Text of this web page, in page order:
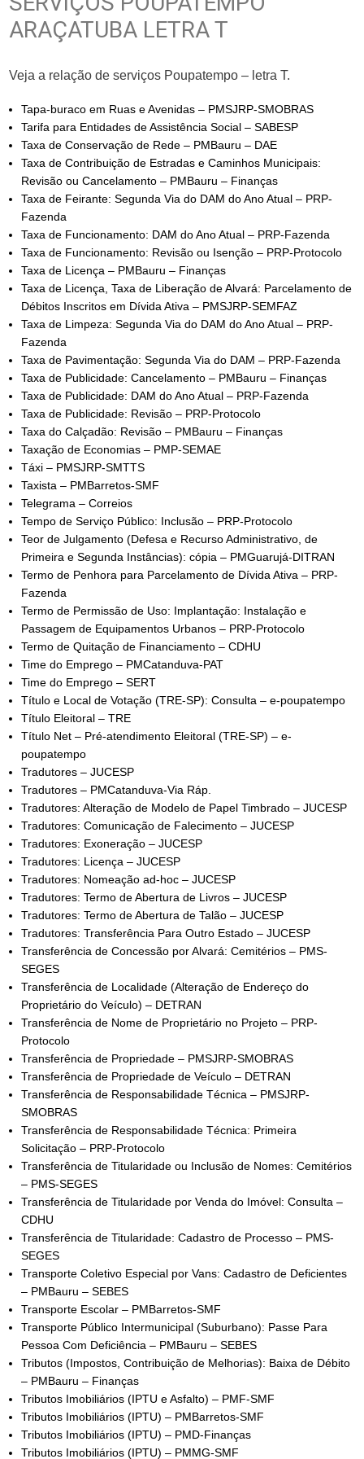
ARAÇATUBA LETRA T
Veja a relação de serviços Poupatempo – letra T.
Tapa-buraco em Ruas e Avenidas – PMSJRP-SMOBRAS
Tarifa para Entidades de Assistência Social – SABESP
Taxa de Conservação de Rede – PMBauru – DAE
Taxa de Contribuição de Estradas e Caminhos Municipais:
Revisão ou Cancelamento – PMBauru – Finanças
Taxa de Feirante: Segunda Via do DAM do Ano Atual – PRP-
Fazenda
Taxa de Funcionamento: DAM do Ano Atual – PRP-Fazenda
Taxa de Funcionamento: Revisão ou Isenção – PRP-Protocolo
Taxa de Licença – PMBauru – Finanças
Taxa de Licença, Taxa de Liberação de Alvará: Parcelamento de
Débitos Inscritos em Dívida Ativa – PMSJRP-SEMFAZ
Taxa de Limpeza: Segunda Via do DAM do Ano Atual – PRP-
Fazenda
Taxa de Pavimentação: Segunda Via do DAM – PRP-Fazenda
Taxa de Publicidade: Cancelamento – PMBauru – Finanças
Taxa de Publicidade: DAM do Ano Atual – PRP-Fazenda
Taxa de Publicidade: Revisão – PRP-Protocolo
Taxa do Calçadão: Revisão – PMBauru – Finanças
Taxação de Economias – PMP-SEMAE
Táxi – PMSJRP-SMTTS
Taxista – PMBarretos-SMF
Telegrama – Correios
Tempo de Serviço Público: Inclusão – PRP-Protocolo
Teor de Julgamento (Defesa e Recurso Administrativo, de
Primeira e Segunda Instâncias): cópia – PMGuarujá-DITRAN
Termo de Penhora para Parcelamento de Dívida Ativa – PRP-
Fazenda
Termo de Permissão de Uso: Implantação: Instalação e
Passagem de Equipamentos Urbanos – PRP-Protocolo
Termo de Quitação de Financiamento – CDHU
Time do Emprego – PMCatanduva-PAT
Time do Emprego – SERT
Título e Local de Votação (TRE-SP): Consulta – e-poupatempo
Título Eleitoral – TRE
Título Net – Pré-atendimento Eleitoral (TRE-SP) – e-
poupatempo
Tradutores – JUCESP
Tradutores – PMCatanduva-Via Ráp.
Tradutores: Alteração de Modelo de Papel Timbrado – JUCESP
Tradutores: Comunicação de Falecimento – JUCESP
Tradutores: Exoneração – JUCESP
Tradutores: Licença – JUCESP
Tradutores: Nomeação ad-hoc – JUCESP
Tradutores: Termo de Abertura de Livros – JUCESP
Tradutores: Termo de Abertura de Talão – JUCESP
Tradutores: Transferência Para Outro Estado – JUCESP
Transferência de Concessão por Alvará: Cemitérios – PMS-
SEGES
Transferência de Localidade (Alteração de Endereço do
Proprietário do Veículo) – DETRAN
Transferência de Nome de Proprietário no Projeto – PRP-
Protocolo
Transferência de Propriedade – PMSJRP-SMOBRAS
Transferência de Propriedade de Veículo – DETRAN
Transferência de Responsabilidade Técnica – PMSJRP-
SMOBRAS
Transferência de Responsabilidade Técnica: Primeira
Solicitação – PRP-Protocolo
Transferência de Titularidade ou Inclusão de Nomes: Cemitérios
– PMS-SEGES
Transferência de Titularidade por Venda do Imóvel: Consulta –
CDHU
Transferência de Titularidade: Cadastro de Processo – PMS-
SEGES
Transporte Coletivo Especial por Vans: Cadastro de Deficientes
– PMBauru – SEBES
Transporte Escolar – PMBarretos-SMF
Transporte Público Intermunicipal (Suburbano): Passe Para
Pessoa Com Deficiência – PMBauru – SEBES
Tributos (Impostos, Contribuição de Melhorias): Baixa de Débito
– PMBauru – Finanças
Tributos Imobiliários (IPTU e Asfalto) – PMF-SMF
Tributos Imobiliários (IPTU) – PMBarretos-SMF
Tributos Imobiliários (IPTU) – PMD-Finanças
Tributos Imobiliários (IPTU) – PMMG-SMF